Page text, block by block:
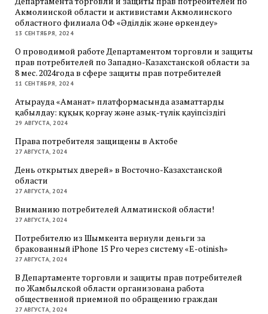
Акмолинской области и активистами Акмолинского
областного филиала ОФ «Әділдік және өркендеу»
13 СЕНТЯБРЯ, 2024
О проводимой работе Департаментом торговли и защиты
прав потребителей по Западно-Казахстанской области за
8 мес. 2024года в сфере защиты прав потребителей
11 СЕНТЯБРЯ, 2024
Атырауда «Аманат» платформасында азаматтарды
қабылдау: құқық қорғау және азық-түлік қауіпсіздігі
29 АВГУСТА, 2024
Права потребителя защищены в Актобе
27 АВГУСТА, 2024
День открытых дверей» в Восточно-Казахстанской
области
27 АВГУСТА, 2024
Вниманию потребителей Алматинской области!
27 АВГУСТА, 2024
Потребителю из Шымкента вернули деньги за
бракованный iPhone 15 Pro через систему «E-otinish»
27 АВГУСТА, 2024
В Департаменте торговли и защиты прав потребителей
по Жамбылской области организована работа
общественной приемной по обращению граждан
27 АВГУСТА, 2024